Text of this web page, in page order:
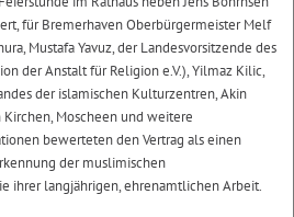
für Bremerhaven Oberbürgermeister Melf
Mustafa Yavuz, der Landesvorsitzende des
der Anstalt für Religion e.V.), Yilmaz Kilic,
der islamischen Kulturzentren, Akin
Moscheen und weitere
bewerteten den Vertrag als einen
der muslimischen
ihrer langjährigen, ehrenamtlichen Arbeit.